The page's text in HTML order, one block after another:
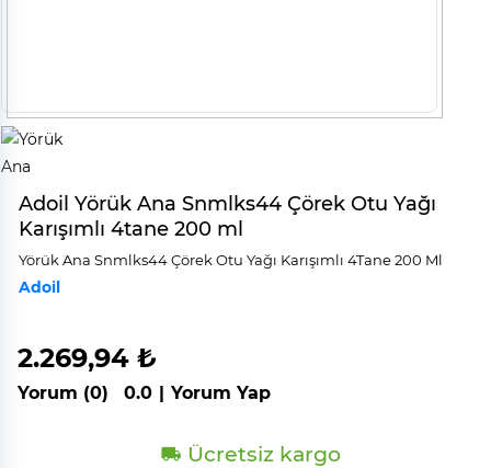
Adoil Yörük Ana Snmlks44 Çörek Otu Yağı
Karışımlı 4tane 200 ml
Yörük Ana Snmlks44 Çörek Otu Yağı Karışımlı 4Tane 200 Ml
Adoil
2.269,94 ₺
Yorum (0) 0.0 | Yorum Yap
Ücretsiz kargo